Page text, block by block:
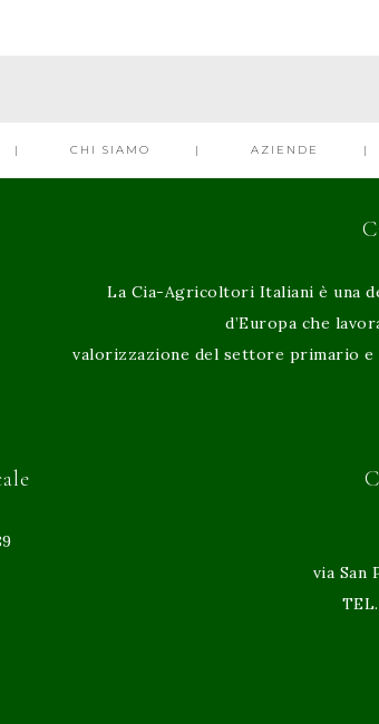
CHI SIAMO AZIENDE
La Cia-Agricoltori Italiani è una
d’Europa che
valorizzazione del settore primario
via San